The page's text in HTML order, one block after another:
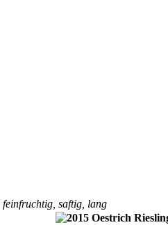
saftig, lang